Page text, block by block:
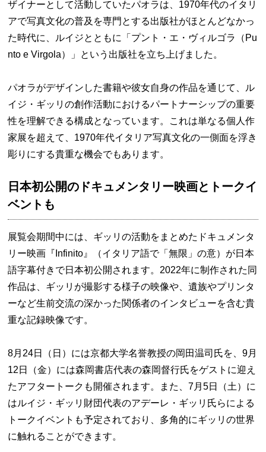
ザイナーとして活動していたパオラは、1970年代のイタリ
アで写真文化の普及を専門とする出版社がほとんどなかっ
た時代に、ルイジとともに「プント・エ・ヴィルゴラ（Pu
nto e Virgola）」という出版社を立ち上げました。
パオラがデザインした書籍や彼女自身の作品を通じて、ル
イジ・ギッリの創作活動におけるパートナーシップの重要
性を理解できる構成となっています。これは単なる個人作
家展を超えて、1970年代イタリア写真文化の一側面を浮き
彫りにする貴重な機会でもあります。
日本初公開のドキュメンタリー映画とトークイ
ベントも
展覧会期間中には、ギッリの活動をまとめたドキュメンタ
リー映画『Infinito』（イタリア語で「無限」の意）が日本
語字幕付きで日本初公開されます。2022年に制作された同
作品は、ギッリが撮影する様子の映像や、遺族やプリンタ
ーなど生前交流の深かった関係者のインタビューを含む貴
重な記録映像です。
8月24日（日）には京都大学名誉教授の岡田温司氏を、9月
12日（金）には森岡書店代表の森岡督行氏をゲストに迎え
たアフタートークも開催されます。また、7月5日（土）に
はルイジ・ギッリ財団代表のアデーレ・ギッリ氏らによる
トークイベントも予定されており、多角的にギッリの世界
に触れることができます。